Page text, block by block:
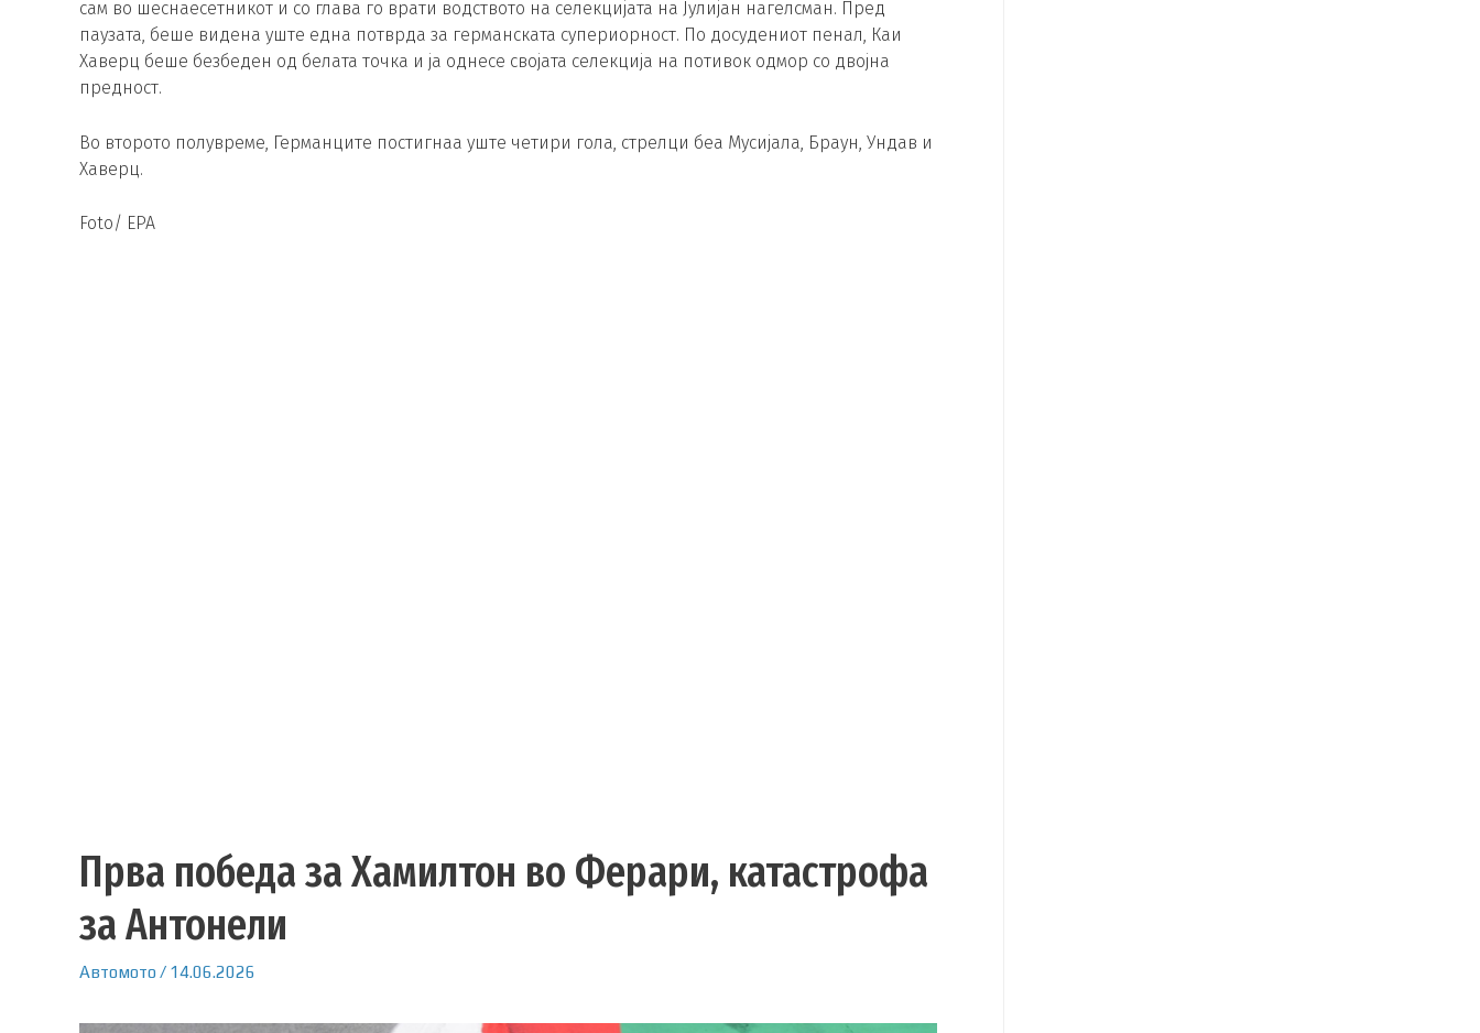
сам во шеснаесетникот и со глава го врати водството на селекцијата на Јулијан нагелсман. Пред
паузата, беше видена уште една потврда за германската супериорност. По досудениот пенал, Каи
Хаверц беше безбеден од белата точка и ја однесе својата селекција на потивок одмор со двојна
предност.
Во второто полувреме, Германците постигнаа уште четири гола, стрелци беа Мусијала, Браун, Ундав и
Хаверц.
Foto/ EPA
Прва победа за Хамилтон во Ферари, катастрофа
за Антонели
Автомото / 14.06.2026